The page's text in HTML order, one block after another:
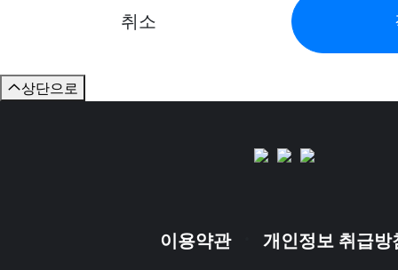
취소
상단으로
이용약관· 개인정보 취급방